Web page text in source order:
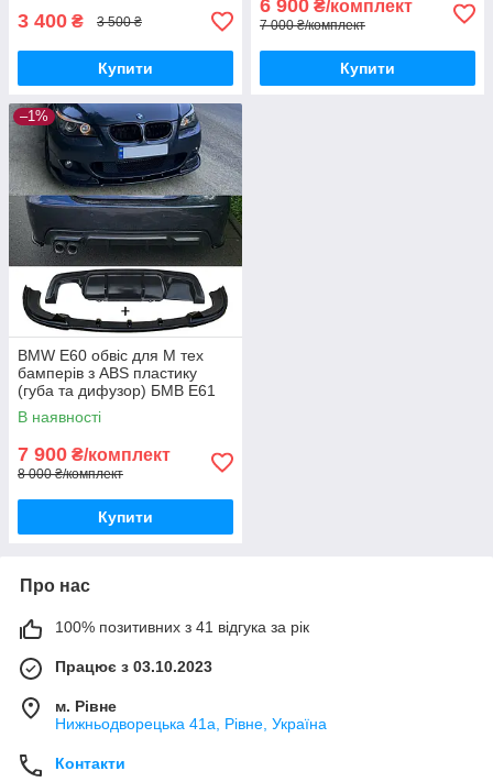
3 400 ₴ 3 500 ₴
Купити
6 900 ₴/комплект
7 000 ₴/комплект
Купити
–1%
BMW E60 обвіс для М тех
бамперів з ABS пластику
(губа та дифузор) БМВ Е61
тюнінг накладки бампера М
пакет | 👉 комплектом
дешевше
В наявності
7 900 ₴/комплект
8 000 ₴/комплект
Купити
Про нас
100% позитивних з 41 відгука за рік
Працює з 03.10.2023
м. Рівне
Нижньодворецька 41а, Рівне, Україна
Контакти